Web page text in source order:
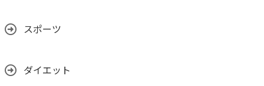
スポーツ
ダイエット